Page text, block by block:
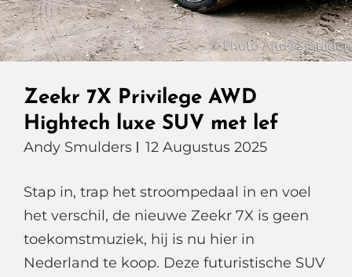
Zeekr 7X Privilege AWD
Hightech luxe SUV met lef
Andy Smulders 12 Augustus 2025
Stap in, trap het stroompedaal in en voel
het verschil, de nieuwe Zeekr 7X is geen
toekomstmuziek, hij is nu hier in
Nederland te koop. Deze futuristische SUV